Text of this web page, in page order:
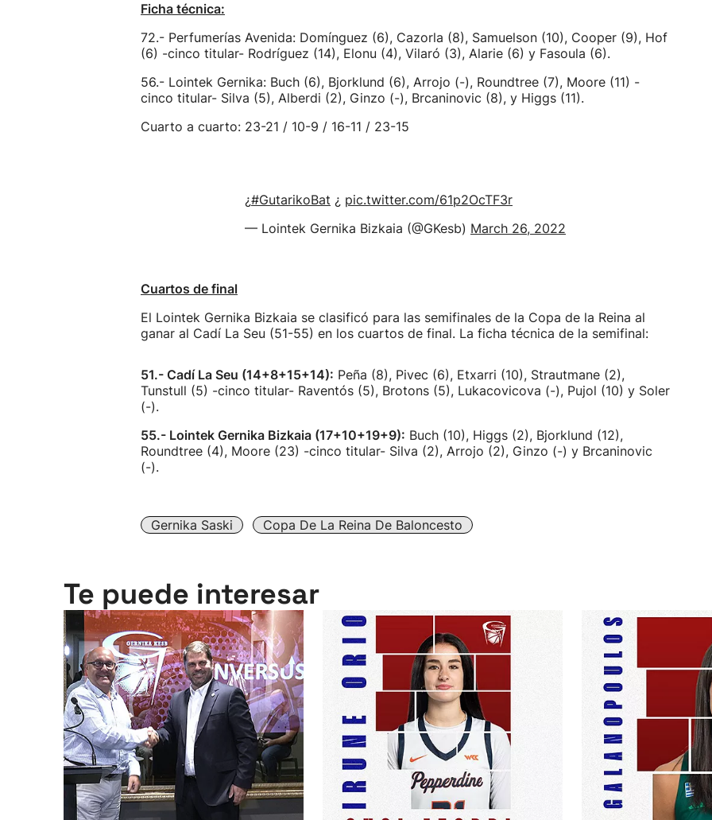
Ficha técnica:
72.- Perfumerías Avenida: Domínguez (6), Cazorla (8), Samuelson (10), Cooper (9), Hof
(6) -cinco titular- Rodríguez (14), Elonu (4), Vilaró (3), Alarie (6) y Fasoula (6).
56.- Lointek Gernika: Buch (6), Bjorklund (6), Arrojo (-), Roundtree (7), Moore (11) -
cinco titular- Silva (5), Alberdi (2), Ginzo (-), Brcaninovic (8), y Higgs (11).
Cuarto a cuarto: 23-21 / 10-9 / 16-11 / 23-15
¿#GutarikoBat ¿ pic.twitter.com/61p2OcTF3r
— Lointek Gernika Bizkaia (@GKesb) March 26, 2022
Cuartos de final
El Lointek Gernika Bizkaia se clasificó para las semifinales de la Copa de la Reina al
ganar al Cadí La Seu (51-55) en los cuartos de final. La ficha técnica de la semifinal:
51.- Cadí La Seu (14+8+15+14): Peña (8), Pivec (6), Etxarri (10), Strautmane (2),
Tunstull (5) -cinco titular- Raventós (5), Brotons (5), Lukacovicova (-), Pujol (10) y Soler
(-).
55.- Lointek Gernika Bizkaia (17+10+19+9): Buch (10), Higgs (2), Bjorklund (12),
Roundtree (4), Moore (23) -cinco titular- Silva (2), Arrojo (2), Ginzo (-) y Brcaninovic
(-).
Gernika Saski Copa De La Reina De Baloncesto
Te puede interesar